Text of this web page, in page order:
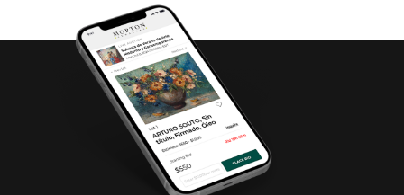
Unidad con prueba de arranque, motor a gasolina,
con fugas de aceite, batería dañada, 1 llave;
Transmisión automatica, con fugas de aceite, sin
probar; Interiores en regular estado, vestiduras en
regular estado, cielo sucio; Instrumentos en regular
estado, sin probar; Suspensión de amortiguadores;
Chasis en regular estado; Carrocería con golpes,
facia y costado izquierdo delantero; 4 Llantas
lisas.Baja 2025, Faltan tenencias 2025 y 2023. Se
entregan baja y tenencias en copia, es